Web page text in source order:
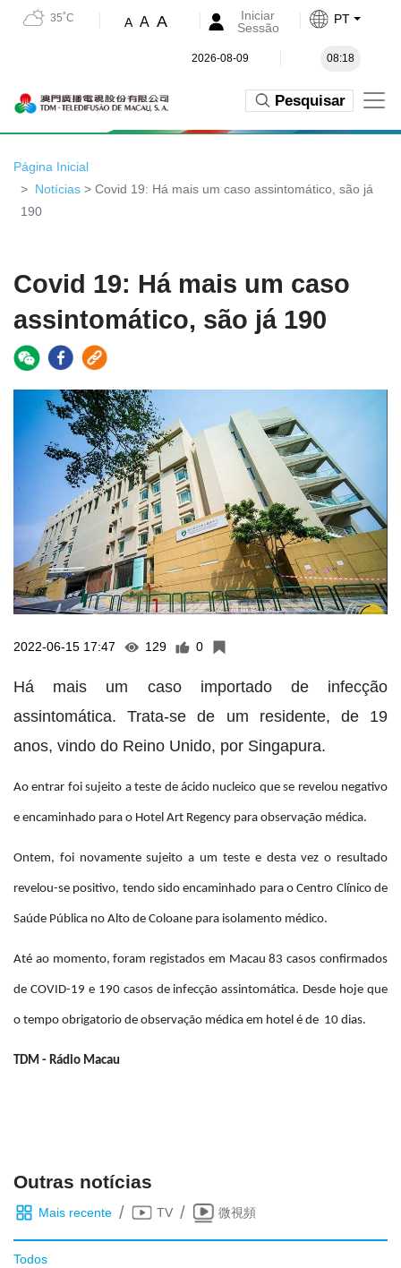
35˚C A A A
Iniciar
Sessão
PT
2026-08-09 08:18
Pesquisar
Página Inicial
Notícias > Covid 19: Há mais um caso assintomático, são já
190
Covid 19: Há mais um caso
assintomático, são já 190
2022-06-15 17:47 129 0
Há mais um caso importado de infecção
assintomática. Trata-se de um residente, de 19
anos, vindo do Reino Unido, por Singapura.
Ao entrar foi sujeito a teste de ácido nucleico que se revelou negativo
e encaminhado para o Hotel Art Regency para observação médica.
Ontem, foi novamente sujeito a um teste e desta vez o resultado
revelou-se positivo, tendo sido encaminhado para o Centro Clínico de
Saúde Pública no Alto de Coloane para isolamento médico.
Até ao momento, foram registados em Macau 83 casos confirmados
de COVID-19 e 190 casos de infecção assintomática. Desde hoje que
o tempo obrigatorio de observação médica em hotel é de 10 dias.
TDM - Rádio Macau
Outras notícias
Mais recente / TV / 微視頻
Todos